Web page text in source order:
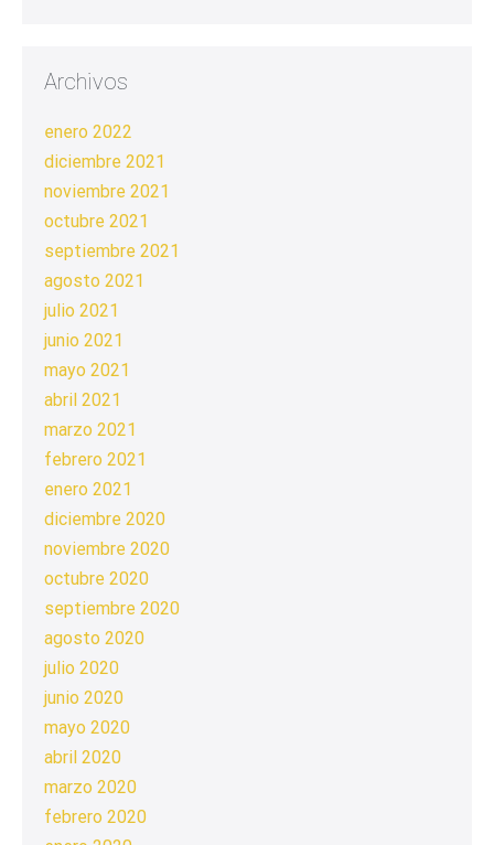
Archivos
enero 2022
diciembre 2021
noviembre 2021
octubre 2021
septiembre 2021
agosto 2021
julio 2021
junio 2021
mayo 2021
abril 2021
marzo 2021
febrero 2021
enero 2021
diciembre 2020
noviembre 2020
octubre 2020
septiembre 2020
agosto 2020
julio 2020
junio 2020
mayo 2020
abril 2020
marzo 2020
febrero 2020